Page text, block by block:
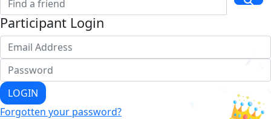
Participant Login
LOGIN
Forgotten your password?